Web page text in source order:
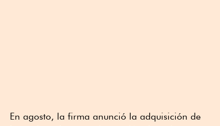
En agosto, la firma anunció la adquisición de